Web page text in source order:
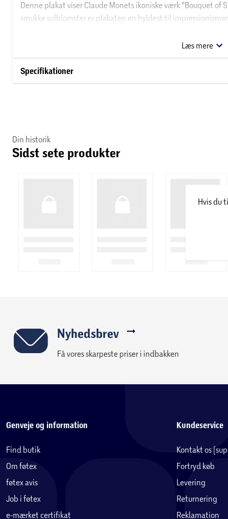
Denne plakat viser Claude Monets ikoniske værk "Bouquet of
smukke solblomster er plakaten en hyldest til
Læs mere
Specifikationer
Din historik
Sidst sete produkter
Hvis du
Nyhedsbrev
Få vores skarpeste priser i indbakken
Genveje og information
Find butik
Om føtex
føtex avis
Job i føtex
e-mærket certifikat
Kundeservice
Kontakt os
Fortryd køb
Levering
Returnering
Reklamation